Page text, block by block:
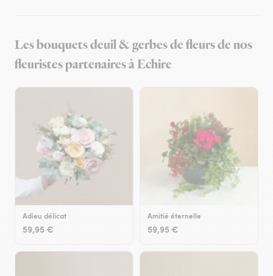
Les bouquets deuil & gerbes de fleurs de nos
fleuristes partenaires à Echire
Adieu délicat
59,95 €
Amitié éternelle
59,95 €